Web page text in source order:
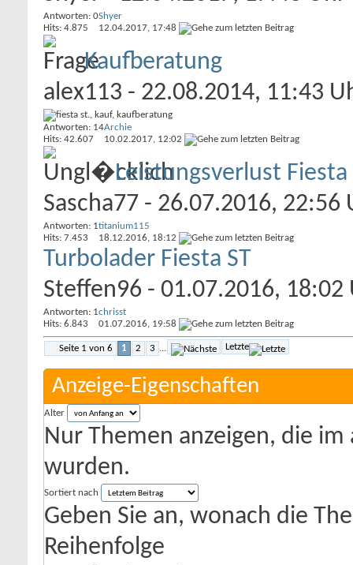
Antworten: 0
Hits: 4.875
Shyer
12.04.2017, 17:48
Kaufberatung
alex113 - 22.08.2014, 11:43
Antworten: 14
Hits: 42.607
Archie
10.02.2017, 12:02
Leistungsverlust Fiesta
Sascha77 - 26.07.2016, 22:56
Antworten: 1
Hits: 7.453
titanium115
18.12.2016, 18:12
Turbolader Fiesta ST
Steffen96 - 01.07.2016, 18:02
Antworten: 1
Hits: 6.843
chrisst
01.07.2016, 19:58
Seite 1 von 6 1 2 3 ... Letzte
Anzeige-Eigenschaften
Alter
Nur Themen anzeigen, die
wurden.
Sortiert nach
Geben Sie an, wonach die
Reihenfolge